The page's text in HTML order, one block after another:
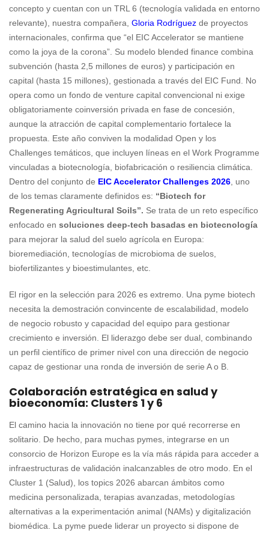
concepto y cuentan con un TRL 6 (tecnología validada en entorno
relevante), nuestra compañera, Gloria Rodríguez de proyectos
internacionales, confirma que “el EIC Accelerator se mantiene
como la joya de la corona”. Su modelo blended finance combina
subvención (hasta 2,5 millones de euros) y participación en
capital (hasta 15 millones), gestionada a través del EIC Fund. No
opera como un fondo de venture capital convencional ni exige
obligatoriamente coinversión privada en fase de concesión,
aunque la atracción de capital complementario fortalece la
propuesta. Este año conviven la modalidad Open y los
Challenges temáticos, que incluyen líneas en el Work Programme
vinculadas a biotecnología, biofabricación o resiliencia climática.
Dentro del conjunto de EIC Accelerator Challenges 2026, uno
de los temas claramente definidos es: “Biotech for
Regenerating Agricultural Soils”. Se trata de un reto específico
enfocado en soluciones deep-tech basadas en biotecnología
para mejorar la salud del suelo agrícola en Europa:
bioremediación, tecnologías de microbioma de suelos,
biofertilizantes y bioestimulantes, etc.
El rigor en la selección para 2026 es extremo. Una pyme biotech
necesita la demostración convincente de escalabilidad, modelo
de negocio robusto y capacidad del equipo para gestionar
crecimiento e inversión. El liderazgo debe ser dual, combinando
un perfil científico de primer nivel con una dirección de negocio
capaz de gestionar una ronda de inversión de serie A o B.
Colaboración estratégica en salud y
bioeconomía: Clusters 1 y 6
El camino hacia la innovación no tiene por qué recorrerse en
solitario. De hecho, para muchas pymes, integrarse en un
consorcio de Horizon Europe es la vía más rápida para acceder a
infraestructuras de validación inalcanzables de otro modo. En el
Cluster 1 (Salud), los topics 2026 abarcan ámbitos como
medicina personalizada, terapias avanzadas, metodologías
alternativas a la experimentación animal (NAMs) y digitalización
biomédica. La pyme puede liderar un proyecto si dispone de